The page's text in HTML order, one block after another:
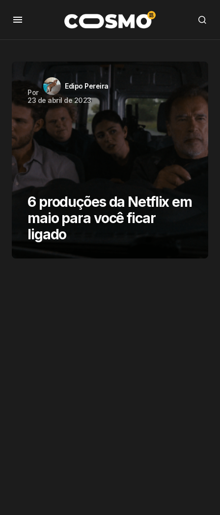
Por
Edipo Pereira
23 de abril de 2023
6 produções da Netflix em
maio para você ficar
ligado